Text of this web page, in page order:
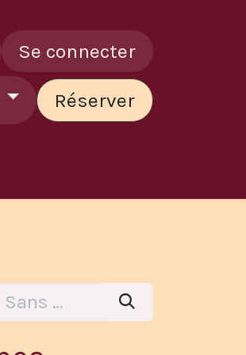
Se connecter
Réserver